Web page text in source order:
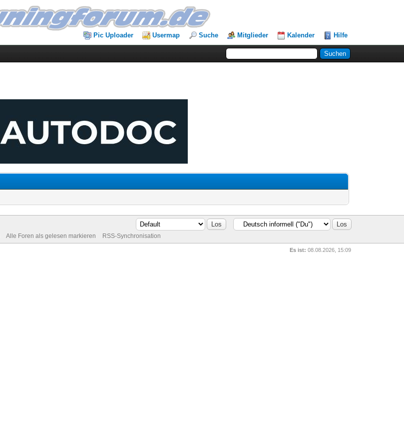
Pic Uploader Usermap Suche Mitglieder Kalender Hilfe
Alle Foren als gelesen markieren RSS-Synchronisation
Es ist: 08.08.2026, 15:09